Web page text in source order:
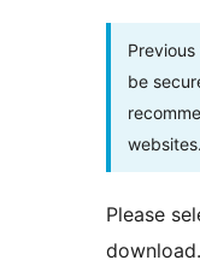
be
websites.
Please
download.